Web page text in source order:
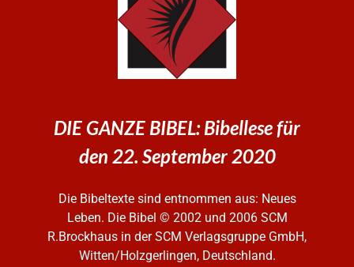
DIE GANZE BIBEL: Bibellese für
den 22. September 2020
Die Bibeltexte sind entnommen aus: Neues
Leben. Die Bibel © 2002 und 2006 SCM
R.Brockhaus in der SCM Verlagsgruppe GmbH,
Witten/Holzgerlingen, Deutschland.